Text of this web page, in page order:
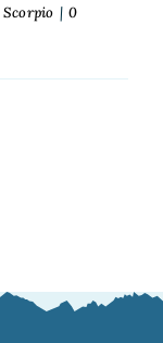
Scorpio | 0